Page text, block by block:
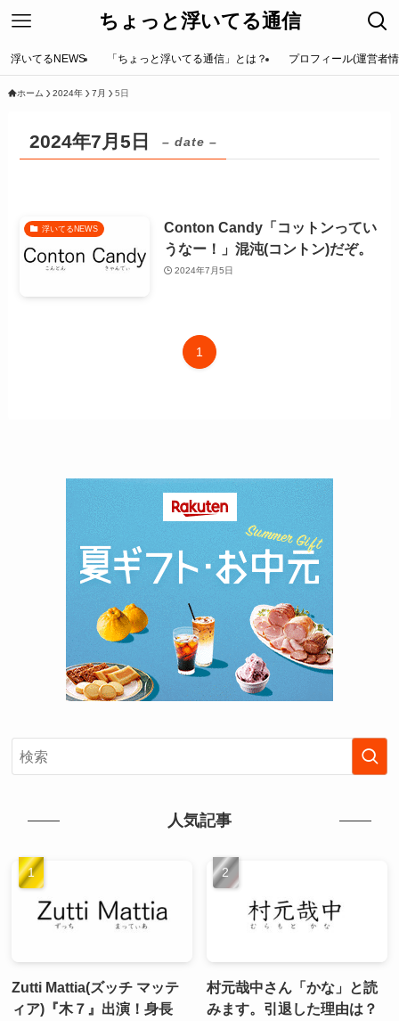
ちょっと浮いてる通信
浮いてるNEWS 「ちょっと浮いてる通信」とは？ プロフィール(運営者
ホーム 2024年 7月 5日
2024年7月5日 – date –
浮いてるNEWS
Conton Candy「コットンってい
うなー！」混沌(コントン)だぞ。
2024年7月5日
1
人気記事
Zutti Mattia(ズッチ マッテ
ィア)『木７』出演！身長
村元哉中さん「かな」と読
みます。引退した理由は？